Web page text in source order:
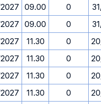
09.00 0
09.00 0
11.30 0
11.30 0
11.30 0
11.30 0